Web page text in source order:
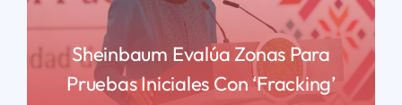
Sheinbaum Evalúa Zonas Para
Pruebas Iniciales Con ‘fracking’